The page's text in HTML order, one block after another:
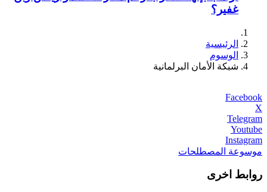
غفير؟
الرئيسية
الوسوم
شبكة الأمان البرلمانية
Facebook
X
Telegram
Youtube
Instagram
موسوعة المصطلحات
روابط اخرى